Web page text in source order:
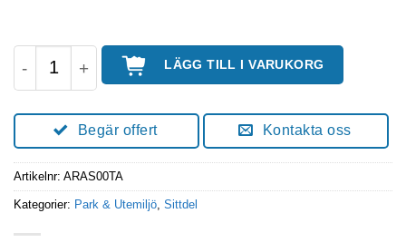
ARRIA Pall mängd LÄGG TILL I VARUKORG
Begär offert Kontakta oss
Artikelnr: ARAS00TA
Kategorier: Park & Utemiljö, Sittdel